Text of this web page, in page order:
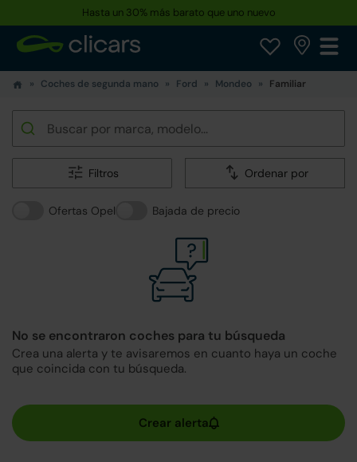
Reserva tu coche hoy · Entrega en 24h a domicilio
Coches de segunda mano Ford Mondeo Familiar
Filtros Ordenar por
Ofertas Opel Bajada de precio
No se encontraron coches para tu búsqueda
Crea una alerta y te avisaremos en cuanto haya un coche
que coincida con tu búsqueda.